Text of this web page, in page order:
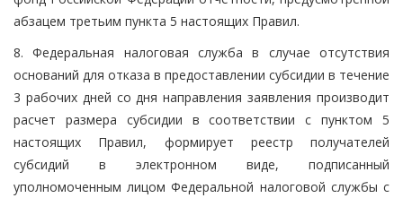
абзацем третьим пункта 5 настоящих Правил.
8. Федеральная налоговая служба в случае отсутствия
оснований для отказа в предоставлении субсидии в течение
3 рабочих дней со дня направления заявления производит
расчет размера субсидии в соответствии с пунктом 5
настоящих Правил, формирует реестр получателей
субсидий в электронном виде, подписанный
уполномоченным лицом Федеральной налоговой службы с